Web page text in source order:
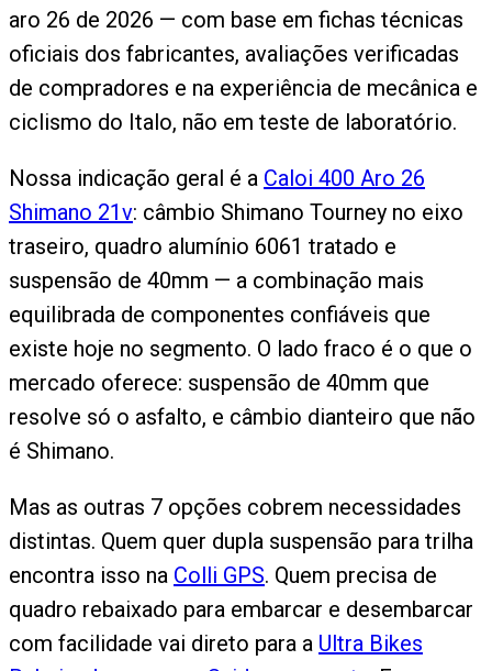
aro 26 de 2026 — com base em fichas técnicas
oficiais dos fabricantes, avaliações verificadas
de compradores e na experiência de mecânica e
ciclismo do Italo, não em teste de laboratório.
Nossa indicação geral é a Caloi 400 Aro 26
Shimano 21v: câmbio Shimano Tourney no eixo
traseiro, quadro alumínio 6061 tratado e
suspensão de 40mm — a combinação mais
equilibrada de componentes confiáveis que
existe hoje no segmento. O lado fraco é o que o
mercado oferece: suspensão de 40mm que
resolve só o asfalto, e câmbio dianteiro que não
é Shimano.
Mas as outras 7 opções cobrem necessidades
distintas. Quem quer dupla suspensão para trilha
encontra isso na Colli GPS. Quem precisa de
quadro rebaixado para embarcar e desembarcar
com facilidade vai direto para a Ultra Bikes